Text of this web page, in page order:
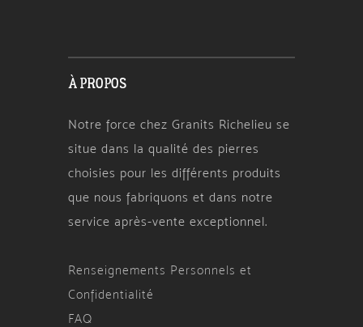
À PROPOS
Notre force chez Granits Richelieu se
situe dans la qualité des pierres
choisies pour les différents produits
que nous fabriquons et dans notre
service après-vente exceptionnel.
Renseignements Personnels et
Confidentialité
FAQ